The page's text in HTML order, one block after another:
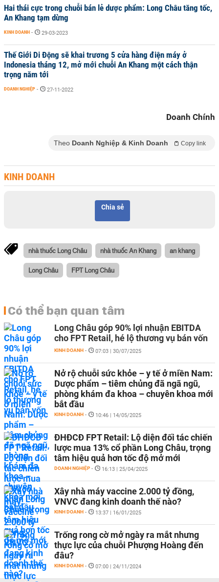
Hai thái cực trong chuỗi bán lẻ dược phẩm: Long Châu tăng tốc,
An Khang tạm dừng
KINH DOANH - 29-03-2023
Thế Giới Di Động sẽ khai trương 5 cửa hàng điện máy ở
Indonesia tháng 12, mở mới chuỗi An Khang một cách thận
trọng năm tới
DOANH NGHIỆP - 27-11-2022
Doanh Chính
Theo Doanh Nghiệp & Kinh Doanh Copy link
KINH DOANH
Chia sẻ
nhà thuốc Long Châu nhà thuốc An Khang an khang
Long Châu FPT Long Châu
Có thể bạn quan tâm
Long Châu góp 90% lợi nhuận EBITDA
cho FPT Retail, hé lộ thương vụ bán vốn
KINH DOANH - 07:03 | 30/07/2025
Nở rộ chuỗi sức khỏe – y tế ở miền Nam:
Dược phẩm – tiêm chủng đã ngã ngũ,
phòng khám đa khoa – chuyên khoa mới
bắt đầu
KINH DOANH - 10:46 | 14/05/2025
ĐHĐCĐ FPT Retail: Lộ diện đối tác chiến
lược mua 13% cổ phần Long Châu, trọng
tâm hiệu quả hơn tốc độ mở mới
DOANH NGHIỆP - 16:13 | 25/04/2025
Xây nhà máy vaccine 2.000 tỷ đồng,
VNVC đang kinh doanh thế nào?
KINH DOANH - 13:37 | 16/01/2025
Trống rong cờ mở ngày ra mắt nhưng
thực lực của chuỗi Phượng Hoàng đến
đâu?
KINH DOANH - 07:00 | 24/11/2024